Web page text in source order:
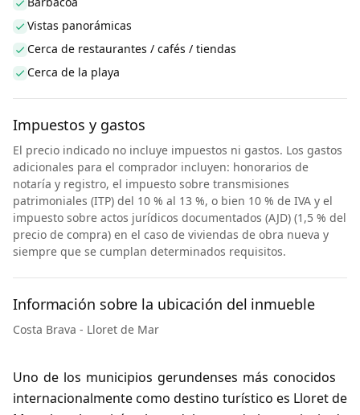
Vistas panorámicas
Cerca de restaurantes / cafés / tiendas
Cerca de la playa
Impuestos y gastos
El precio indicado no incluye impuestos ni gastos. Los gastos
adicionales para el comprador incluyen: honorarios de
notaría y registro, el impuesto sobre transmisiones
patrimoniales (ITP) del 10 % al 13 %, o bien 10 % de IVA y el
impuesto sobre actos jurídicos documentados (AJD) (1,5 % del
precio de compra) en el caso de viviendas de obra nueva y
siempre que se cumplan determinados requisitos.
Información sobre la ubicación del inmueble
Costa Brava - Lloret de Mar
Uno de los municipios gerundenses más conocidos
internacionalmente como destino turístico es Lloret de